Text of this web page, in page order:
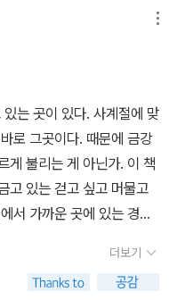
생태 속에서 저마다의 역
소 ‘숲’이라는 이름을 가질
로, 혹은 자연에 대한 지나
와 같은 이유에서다. 일
의 역할을 톡톡히 하고 있
명산의 일본이깔이나무는
경도 지방에서 자라고 있
시원스레 자리 잡고 있다.
원이 되는 것도 아니지만
가를 따라 100여 그루가
는 곳이 있다. 사계절에 맞
로 그곳이다. 때문에 금강
게 불리는 게 아닌가. 이 책
고 있는 걷고 싶고 머물고
서 가까운 곳에 있는 경기
은 숲으로 보이지만 알고
유산 주목의 정상에는 주
더보기